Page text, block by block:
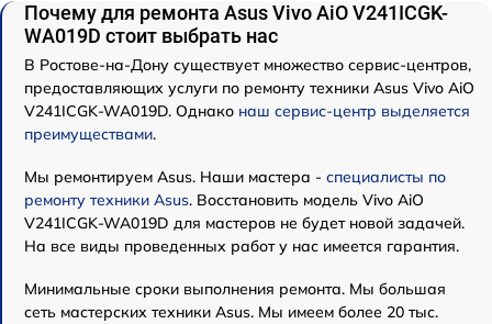
Почему для ремонта Asus Vivo AiO V241ICGK-
WA019D стоит выбрать нас
В Ростове-на-Дону существует множество сервис-центров,
предоставляющих услуги по ремонту техники Asus Vivo AiO
V241ICGK-WA019D. Однако наш сервис-центр выделяется
преимуществами.
Мы ремонтируем Asus. Наши мастера - специалисты по
ремонту техники Asus. Восстановить модель Vivo AiO
V241ICGK-WA019D для мастеров не будет новой задачей.
На все виды проведенных работ у нас имеется гарантия.
Минимальные сроки выполнения ремонта. Мы большая
сеть мастерских техники Asus. Мы имеем более 20 тыс.